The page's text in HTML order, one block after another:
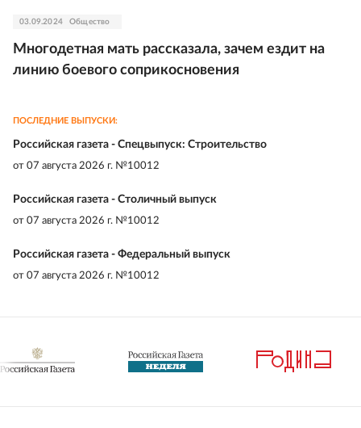
03.09.2024 Общество
Многодетная мать рассказала, зачем ездит на
линию боевого соприкосновения
ПОСЛЕДНИЕ ВЫПУСКИ:
Российская газета - Спецвыпуск: Строительство
от 07 августа 2026 г. №10012
Российская газета - Столичный выпуск
от 07 августа 2026 г. №10012
Российская газета - Федеральный выпуск
от 07 августа 2026 г. №10012